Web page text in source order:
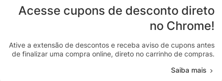
Acesse cupons de desconto direto
no Chrome!
Ative a extensão de descontos e receba aviso de cupons antes
de finalizar uma compra online, direto no carrinho de compras.
Saiba mais